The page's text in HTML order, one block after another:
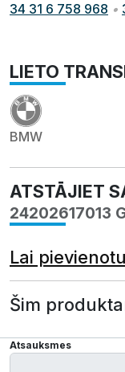
34 31 6 758 968 •
LIETO
BMW
ATSTĀJIET
24202617013
Lai
Šim
Atsauksmes